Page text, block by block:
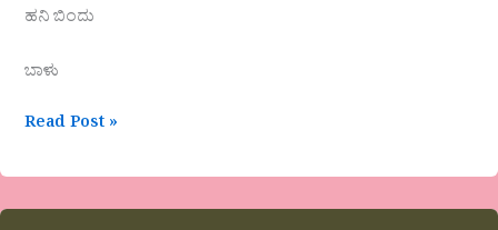
ಹನಿ ಬಿಂದು
ಬಾಳು
Read Post »